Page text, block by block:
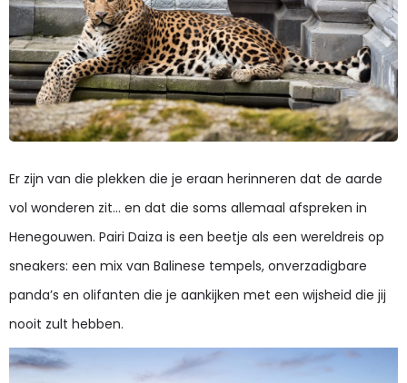
Er zijn van die plekken die je eraan herinneren dat de aarde
vol wonderen zit… en dat die soms allemaal afspreken in
Henegouwen. Pairi Daiza is een beetje als een wereldreis op
sneakers: een mix van Balinese tempels, onverzadigbare
panda’s en olifanten die je aankijken met een wijsheid die jij
nooit zult hebben.